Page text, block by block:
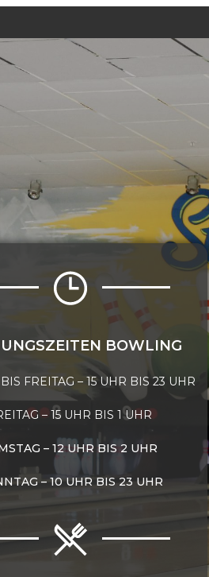
BOWLING
FREITAG – 15 UHR BIS 23 UHR
– 15 UHR BIS 1 UHR
– 12 UHR BIS 2 UHR
– 10 UHR BIS 23 UHR